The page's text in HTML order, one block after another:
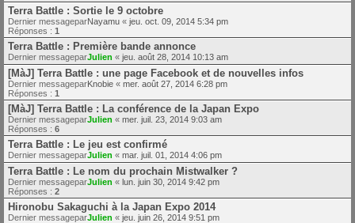
Terra Battle : Sortie le 9 octobre
Dernier messageparNayamu « jeu. oct. 09, 2014 5:34 pm
Réponses : 1
Terra Battle : Première bande annonce
Dernier messageparJulien « jeu. août 28, 2014 10:13 am
[MàJ] Terra Battle : une page Facebook et de nouvelles infos
Dernier messageparKnobie « mer. août 27, 2014 6:28 pm
Réponses : 1
[MàJ] Terra Battle : La conférence de la Japan Expo
Dernier messageparJulien « mer. juil. 23, 2014 9:03 am
Réponses : 6
Terra Battle : Le jeu est confirmé
Dernier messageparJulien « mar. juil. 01, 2014 4:06 pm
Terra Battle : Le nom du prochain Mistwalker ?
Dernier messageparJulien « lun. juin 30, 2014 9:42 pm
Réponses : 2
Hironobu Sakaguchi à la Japan Expo 2014
Dernier messageparJulien « jeu. juin 26, 2014 9:51 pm